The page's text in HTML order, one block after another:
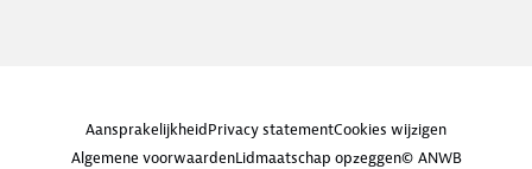
AansprakelijkheidPrivacy statementCookies wijzigen
Algemene voorwaardenLidmaatschap opzeggen© ANWB